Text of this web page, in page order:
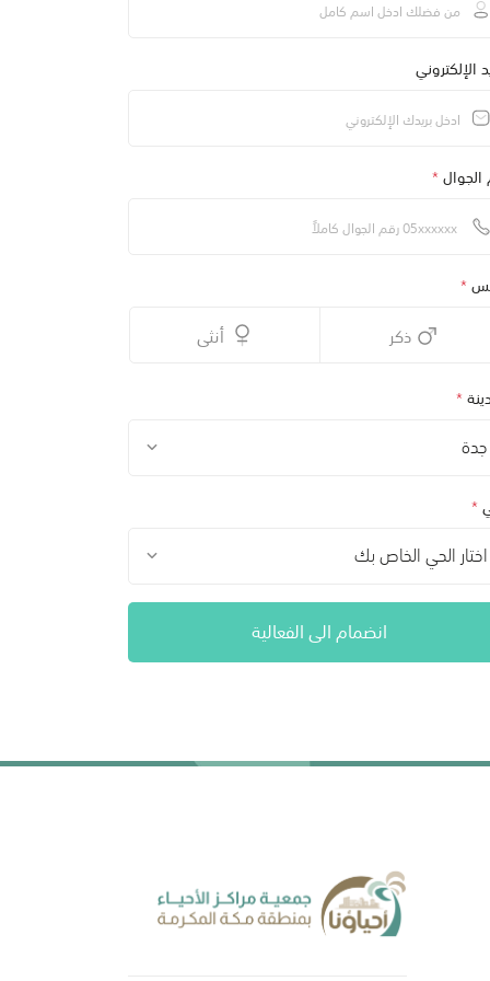
الإلكتروني
*
*
ذكر أنثى
*
جدة
*
اختار الحي الخاص بك
انضمام الى الفعالية